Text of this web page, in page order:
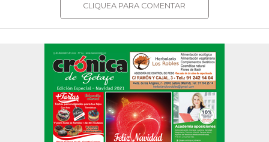
CLIQUEA PARA COMENTAR